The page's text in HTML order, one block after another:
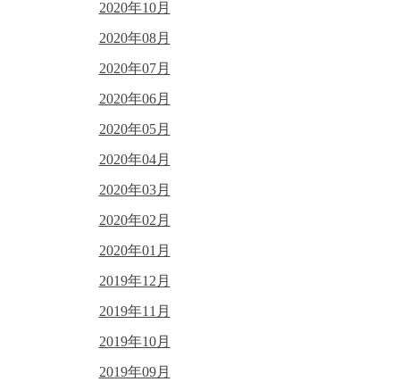
2020年10月
2020年08月
2020年07月
2020年06月
2020年05月
2020年04月
2020年03月
2020年02月
2020年01月
2019年12月
2019年11月
2019年10月
2019年09月